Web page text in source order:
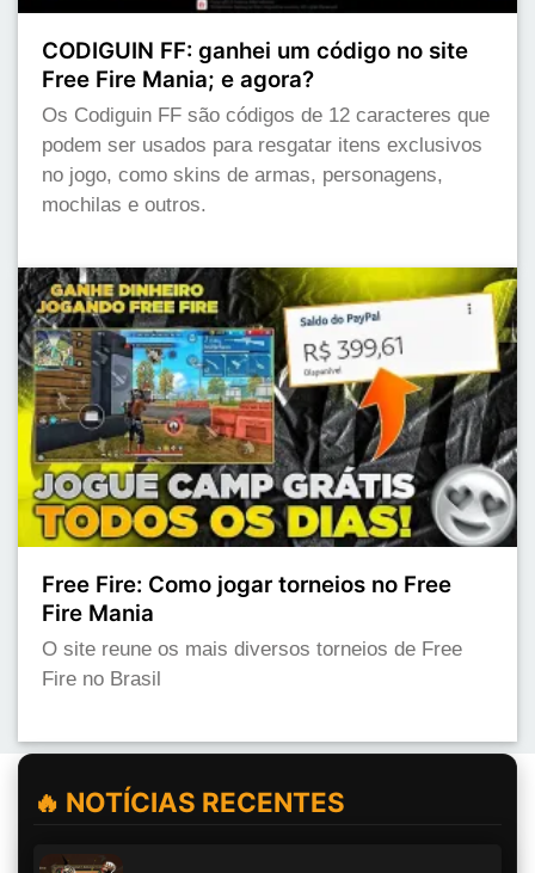
CODIGUIN FF: ganhei um código no site
Free Fire Mania; e agora?
Os Codiguin FF são códigos de 12 caracteres que
podem ser usados para resgatar itens exclusivos
no jogo, como skins de armas, personagens,
mochilas e outros.
Free Fire: Como jogar torneios no Free
Fire Mania
O site reune os mais diversos torneios de Free
Fire no Brasil
🔥 NOTÍCIAS RECENTES